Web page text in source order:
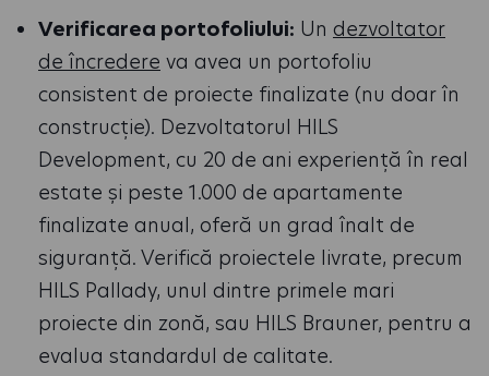
Verificarea portofoliului: Un dezvoltator
de încredere va avea un portofoliu
consistent de proiecte finalizate (nu doar în
construcție). Dezvoltatorul HILS
Development, cu 20 de ani experiență în real
estate și peste 1.000 de apartamente
finalizate anual, oferă un grad înalt de
siguranță. Verifică proiectele livrate, precum
HILS Pallady, unul dintre primele mari
proiecte din zonă, sau HILS Brauner, pentru a
evalua standardul de calitate.